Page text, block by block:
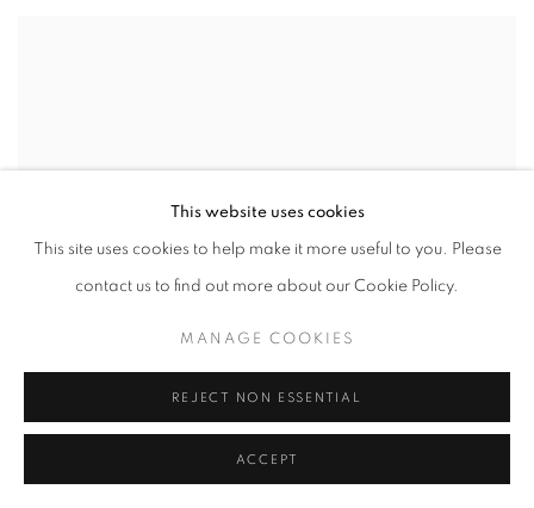
This website uses cookies
This site uses cookies to help make it more useful to you. Please
contact us to find out more about our Cookie Policy.
MANAGE COOKIES
REJECT NON ESSENTIAL
ACCEPT